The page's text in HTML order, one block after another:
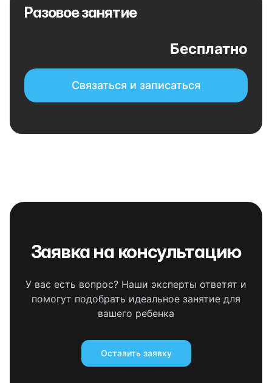
Разовое занятие
Бесплатно
Связаться и записаться
Заявка на консультацию
У вас есть вопрос? Наши эксперты ответят и
помогут подобрать идеальное занятие для
вашего ребенка
Оставить заявку